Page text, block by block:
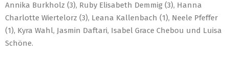
Annika Burkholz (3), Ruby Elisabeth Demmig (3), Hanna
Charlotte Wiertelorz (3), Leana Kallenbach (1), Neele Pfeffer
(1), Kyra Wahl, Jasmin Daftari, Isabel Grace Chebou und Luisa
Schöne.